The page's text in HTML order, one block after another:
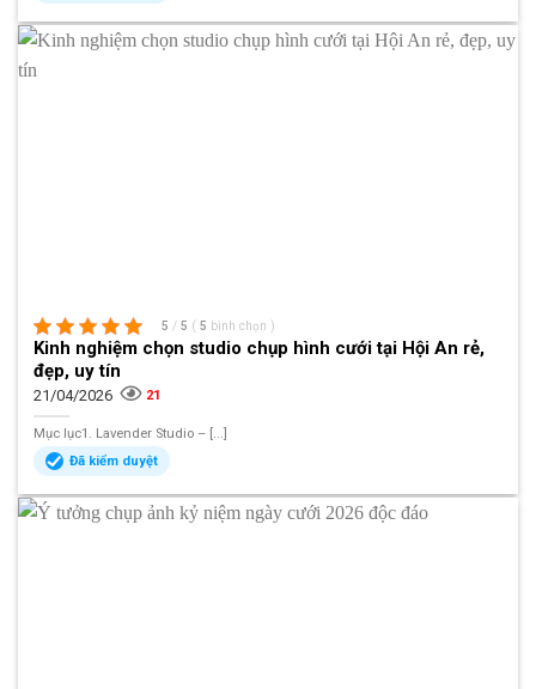
5 / 5 ( 5 bình chọn )
Kinh nghiệm chọn studio chụp hình cưới tại Hội An rẻ,
đẹp, uy tín
21/04/2026 21
Mục lục1. Lavender Studio – [...]
Đã kiểm duyệt